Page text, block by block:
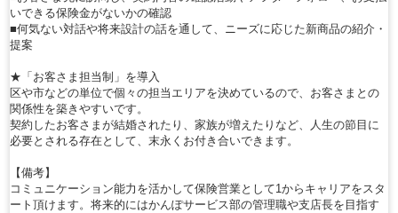
いできる保険金がないかの確認
■何気ない対話や将来設計の話を通して、ニーズに応じた新商品の紹介・
提案
★「お客さま担当制」を導入
区や市などの単位で個々の担当エリアを決めているので、お客さまとの
関係性を築きやすいです。
契約したお客さまが結婚されたり、家族が増えたりなど、人生の節目に
必要とされる存在として、末永くお付き合いできます。
【備考】
コミュニケーション能力を活かして保険営業として1からキャリアをスタ
ート頂けます。将来的にはかんぽサービス部の管理職や支店長を目指す